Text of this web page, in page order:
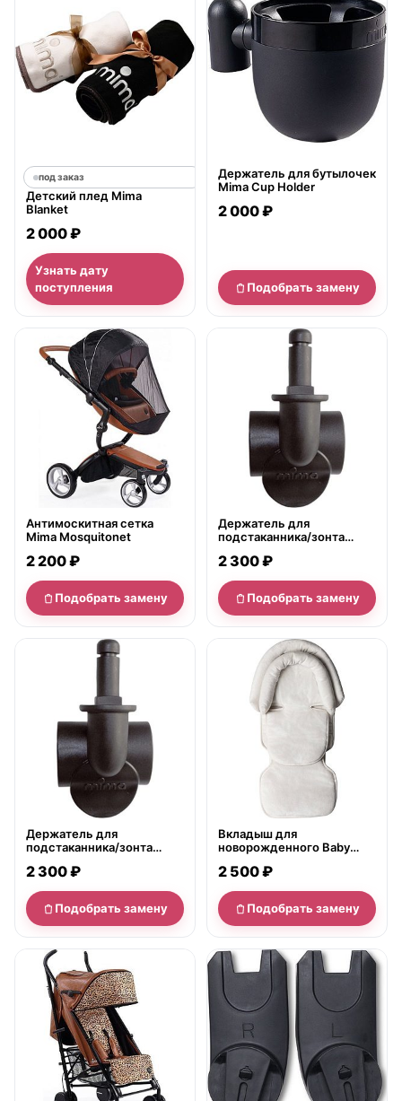
под заказ
Детский плед Mima
Blanket
2 000 ₽
Узнать дату
поступления
Держатель для бутылочек
Mima Cup Holder
2 000 ₽
Подобрать замену
нет в продаже
Антимоскитная сетка
Mima Mosquitonet
2 200 ₽
Подобрать замену
нет в продаже
Держатель для
подстаканника/зонта
2 300 ₽
Подобрать замену
нет в продаже
Держатель для
подстаканника/зонта
2 300 ₽
Подобрать замену
нет в продаже
Вкладыш для
новорожденного Baby
стульчик Mima
2 500 ₽
Подобрать замену
нет в продаже